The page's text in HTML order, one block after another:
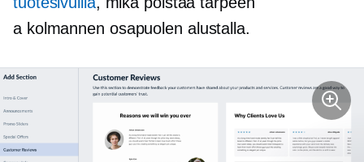
a kolmannen osapuolen alustalla.